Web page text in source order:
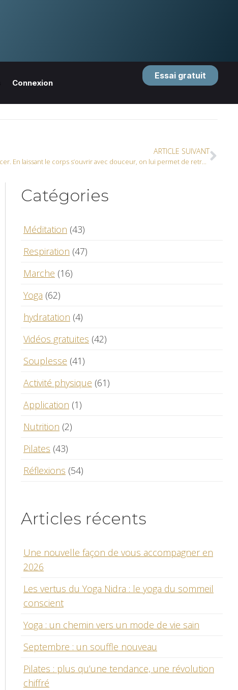
Connexion
Essai gratuit
ARTICLE SUIVANT
“Se détendre, c’est aussi se renforcer. En laissant le corps s’ouvrir avec douceur, on lui permet de retrouver son équilibre naturel” – Nancy
Catégories
Méditation (43)
Respiration (47)
Marche (16)
Yoga (62)
hydratation (4)
Vidéos gratuites (42)
Souplesse (41)
Activité physique (61)
Application (1)
Nutrition (2)
Pilates (43)
Réflexions (54)
Articles récents
Une nouvelle façon de vous accompagner en
2026
Les vertus du Yoga Nidra : le yoga du sommeil
conscient
Yoga : un chemin vers un mode de vie sain
Septembre : un souffle nouveau
Pilates : plus qu’une tendance, une révolution
chiffré